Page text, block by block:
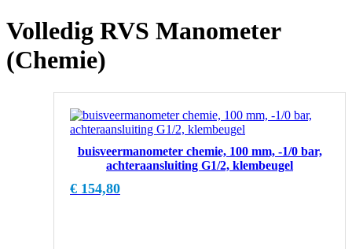
Volledig RVS Manometer
(Chemie)
buisveermanometer chemie, 100 mm, -1/0 bar,
achteraansluiting G1/2, klembeugel
€ 154,80